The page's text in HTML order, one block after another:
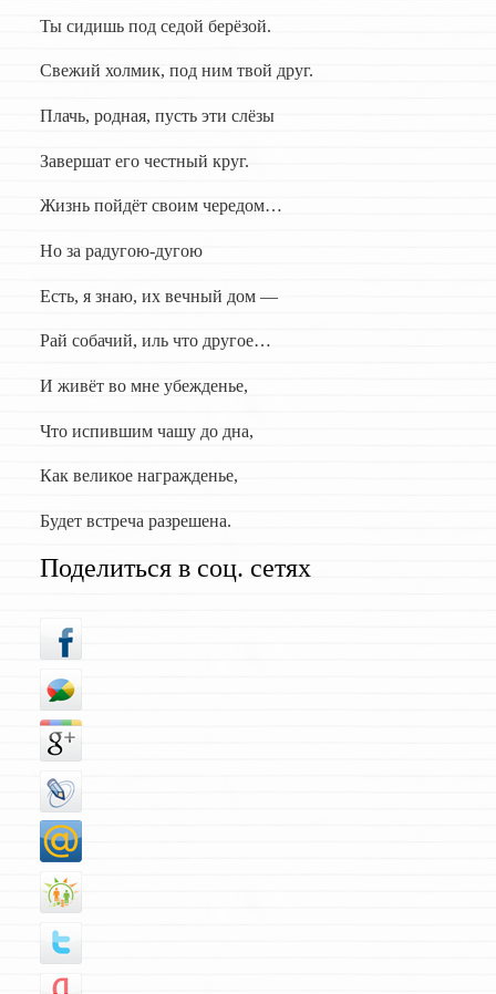
Ты сидишь под седой берёзой.
Свежий холмик, под ним твой друг.
Плачь, родная, пусть эти слёзы
Завершат его честный круг.
Жизнь пойдёт своим чередом…
Но за радугою-дугою
Есть, я знаю, их вечный дом —
Рай собачий, иль что другое…
И живёт во мне убежденье,
Что испившим чашу до дна,
Как великое награжденье,
Будет встреча разрешена.
Поделиться в соц. сетях